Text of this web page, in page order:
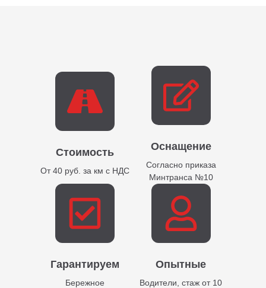
Стоимость
От 40 руб. за км с НДС
Оснащение
Согласно приказа
Минтранса №10
Гарантируем
Бережное
Опытные
Водители, стаж от 10